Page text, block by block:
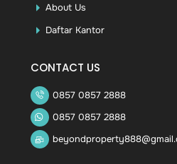
About Us
Daftar Kantor
CONTACT US
0857 0857 2888
0857 0857 2888